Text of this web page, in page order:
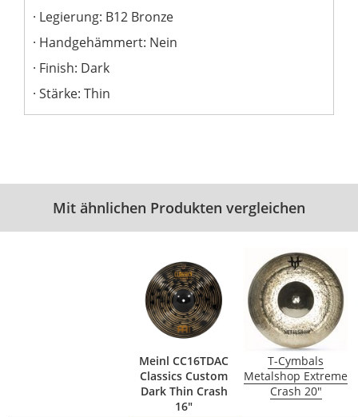
Legierung: B12 Bronze
Handgehämmert: Nein
Finish: Dark
Stärke: Thin
Mit ähnlichen Produkten vergleichen
Meinl CC16TDAC
Classics Custom
Dark Thin Crash
16"
T-Cymbals
Metalshop Extreme
Crash 20"